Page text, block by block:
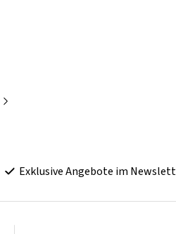
Exklusive Angebote im